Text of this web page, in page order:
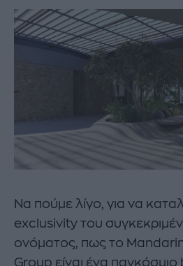
Να πούμε λίγο, για να
exclusivity του
ονόματος, πως το
Group είναι ένα